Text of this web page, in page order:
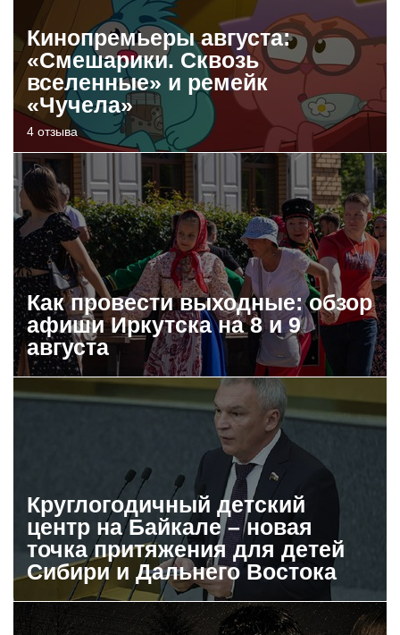
Кинопремьеры августа:
«Смешарики. Сквозь
вселенные» и ремейк
«Чучела»
4 отзыва
Как провести выходные: обзор
афиши Иркутска на 8 и 9
августа
Круглогодичный детский
центр на Байкале – новая
точка притяжения для детей
Сибири и Дальнего Востока